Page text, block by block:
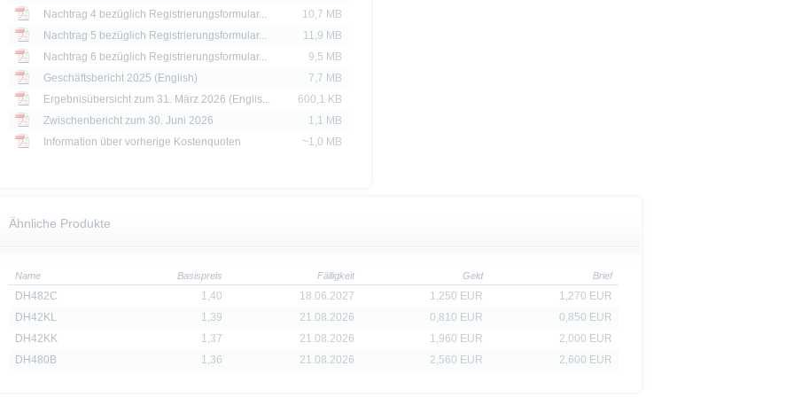
Nachtrag 4 bezüglich Registrierungsformular...
10,7 MB
Nachtrag 5 bezüglich Registrierungsformular...
11,9 MB
Nachtrag 6 bezüglich Registrierungsformular...
9,5 MB
Geschäftsbericht 2025 (English)
7,7 MB
Ergebnisübersicht zum 31. März 2026 (Englis...
600,1 KB
Zwischenbericht zum 30. Juni 2026
1,1 MB
Information über vorherige Kostenquoten
~1,0 MB
Ähnliche Produkte
Name Basispreis Fälligkeit Geld Brief
DH482C 1,40 18.06.2027 1,250 EUR
1,270 EUR
DH42KL
1,39 21.08.2026 0,810 EUR
0,850 EUR
DH42KK
1,37 21.08.2026 1,960 EUR
2,000 EUR
DH480B
1,36 21.08.2026 2,560 EUR 2,600 EUR
Informationen dürfen nur in solchen Staaten verbreitet oder veröffentlicht werden, in denen dies nach
zulässig ist. Der direkte oder indirekte Vertrieb der auf der X-markets Website enthaltenen
Kanada oder Japan, sowie seine Übermittlung an oder für Rechnung von US-Personen oder in den
Preise werden nur zu Informationszwecken zur Verfügung gestellt und dienen nicht als Indikator handelbarer
der Vergangenheit sind kein Indikator für die künftige Wertentwicklung.